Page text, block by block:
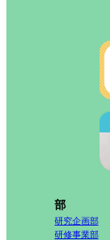
部
研究企画部
研修事業部